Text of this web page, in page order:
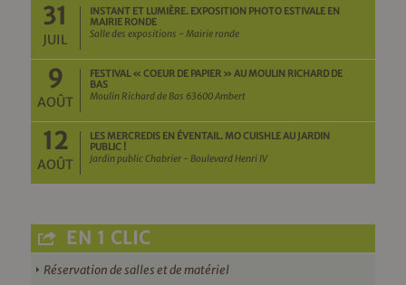
31
JUIL
INSTANT ET LUMIÈRE. EXPOSITION PHOTO ESTIVALE EN
MAIRIE RONDE
Salle des expositions - Mairie ronde
9
AOÛT
FESTIVAL « COEUR DE PAPIER » AU MOULIN RICHARD DE
BAS
Moulin Richard de Bas 63600 Ambert
12
AOÛT
LES MERCREDIS EN ÉVENTAIL. MO CUISHLE AU JARDIN
PUBLIC !
Jardin public Chabrier - Boulevard Henri IV
EN 1 CLIC
Réservation de salles et de matériel